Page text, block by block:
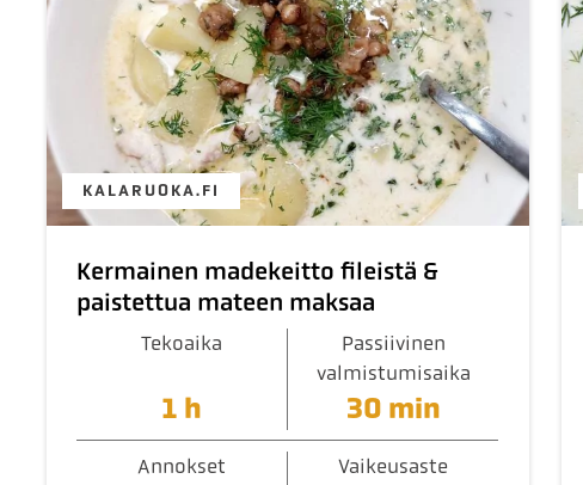
KALARUOKA.FI
Kermainen madekeitto fileistä &
paistettua mateen maksaa
Tekoaika
1 h
Passiivinen
valmistumisaika
30 min
Annokset Vaikeusaste